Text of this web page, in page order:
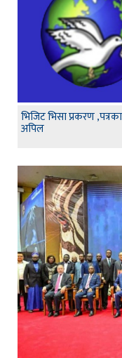
भिजिट भिसा प्रकरण
अपिल